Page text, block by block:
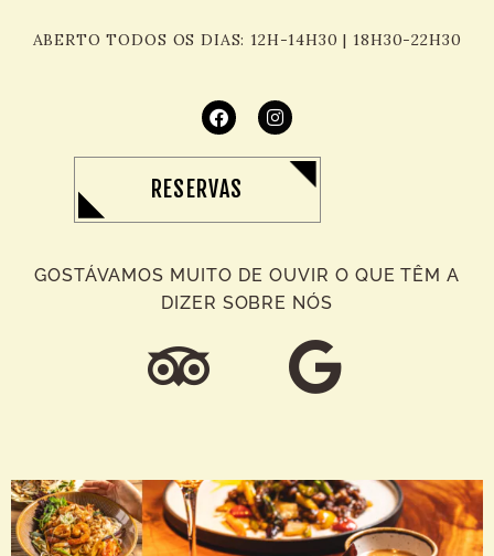
ABERTO TODOS OS DIAS: 12H-14H30 | 18H30-22H30
RESERVAS
GOSTÁVAMOS MUITO DE OUVIR O QUE TÊM A
DIZER SOBRE NÓS